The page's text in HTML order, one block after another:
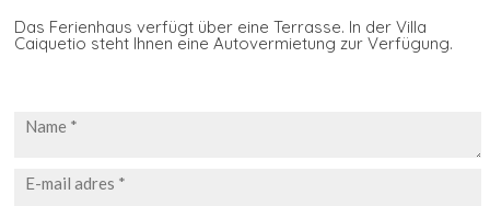
Das Ferienhaus verfügt über eine Terrasse. In der Villa
Caiquetio steht Ihnen eine Autovermietung zur Verfügung.